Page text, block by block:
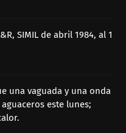
SIMIL de abril 1984, al 1
una vaguada y una onda
este lunes;